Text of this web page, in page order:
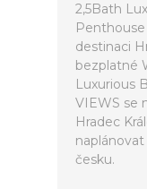
2,5Bath
destinaci
bezplatné
Luxurious
VIEWS se
Hradec
česku.